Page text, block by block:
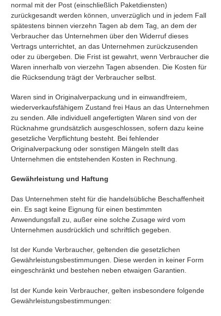
normal mit der Post (einschließlich Paketdiensten)
zurückgesandt werden können, unverzüglich und in jedem Fall
spätestens binnen vierzehn Tagen ab dem Tag, an dem der
Verbraucher das Unternehmen über den Widerruf dieses
Vertrags unterrichtet, an das Unternehmen zurückzusenden
oder zu übergeben. Die Frist ist gewahrt, wenn Verbraucher die
Waren innerhalb von vierzehn Tagen absenden. Die Kosten für
die Rücksendung trägt der Verbraucher selbst.
Waren sind in Originalverpackung und in einwandfreiem,
wiederverkaufsfähigem Zustand frei Haus an das Unternehmen
zu senden. Alle individuell angefertigten Waren sind von der
Rücknahme grundsätzlich ausgeschlossen, sofern dazu keine
gesetzliche Verpflichtung besteht. Bei fehlender
Originalverpackung oder sonstigen Mängeln stellt das
Unternehmen die entstehenden Kosten in Rechnung.
Gewährleistung und Haftung
Das Unternehmen steht für die handelsübliche Beschaffenheit
ein. Es sagt keine Eignung für einen bestimmten
Anwendungsfall zu, außer eine solche Zusage wird vom
Unternehmen ausdrücklich und schriftlich gegeben.
Ist der Kunde Verbraucher, geltenden die gesetzlichen
Gewährleistungsbestimmungen. Diese werden in keiner Form
eingeschränkt und bestehen neben etwaigen Garantien.
Ist der Kunde kein Verbraucher, gelten insbesondere folgende
Gewährleistungsbestimmungen: